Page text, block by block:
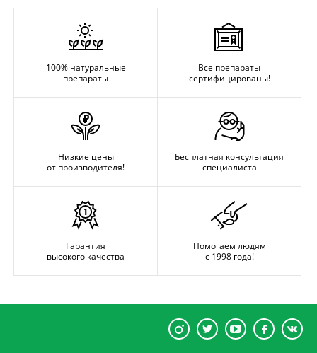
100% натуральные
препараты
Все препараты
сертифицированы!
Низкие цены
от производителя!
Бесплатная консультация
специалиста
Гарантия
высокого качества
Помогаем людям
с 1998 года!